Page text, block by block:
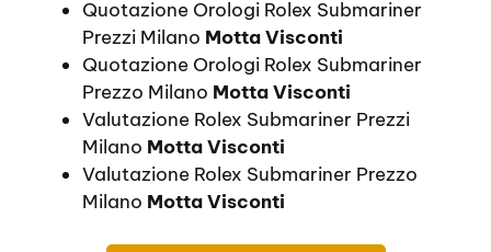
Quotazione Orologi Rolex Submariner
Prezzi Milano Motta Visconti
Quotazione Orologi Rolex Submariner
Prezzo Milano Motta Visconti
Valutazione Rolex Submariner Prezzi
Milano Motta Visconti
Valutazione Rolex Submariner Prezzo
Milano Motta Visconti